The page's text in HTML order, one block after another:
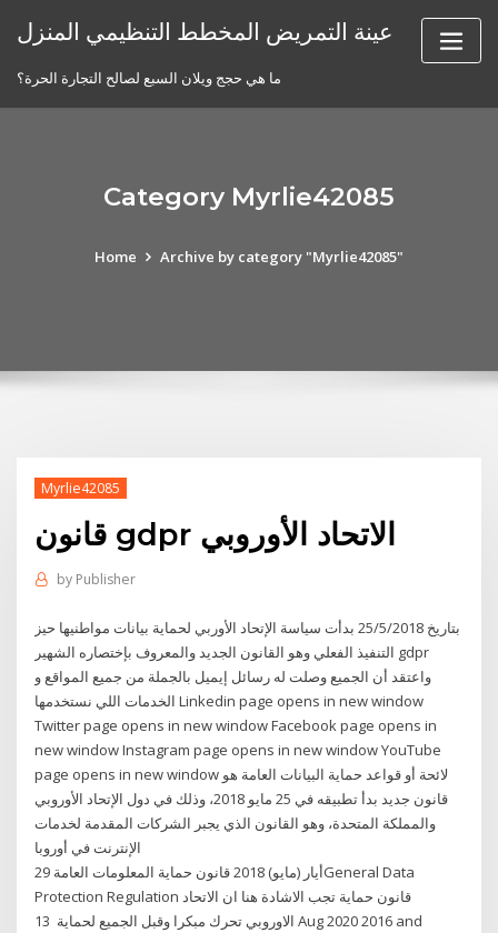
عينة التمريض المخطط التنظيمي المنزل
ما هي حجج ويلان السبع لصالح التجارة الحرة؟
Category Myrlie42085
Home Archive by category "Myrlie42085"
Myrlie42085
قانون gdpr الاتحاد الأوروبي
by Publisher
بتاريخ 25/5/2018 بدأت سياسة الإتحاد الأوربي لحماية بيانات مواطنيها حيز
التنفيذ الفعلي وهو القانون الجديد والمعروف بإختصاره الشهير gdpr
واعتقد أن الجميع وصلت له رسائل إيميل بالجملة من جميع المواقع و
الخدمات اللي نستخدمها Linkedin page opens in new window
Twitter page opens in new window Facebook page opens in
new window Instagram page opens in new window YouTube
page opens in new window لائحة أو قواعد حماية البيانات العامة هو
قانون جديد بدأ تطبيقه في 25 مايو 2018، وذلك في دول الإتحاد الأوروبي
والمملكة المتحدة، وهو القانون الذي يجبر الشركات المقدمة لخدمات
الإنترنت في أوروبا
29 أيار (مايو) 2018 قانون حماية المعلومات العامةGeneral Data
Protection Regulation قانون حماية تجب الاشادة هنا ان الاتحاد
الاوروبي تحرك مبكرا وقبل الجميع لحماية 13 Aug 2020 2016 and